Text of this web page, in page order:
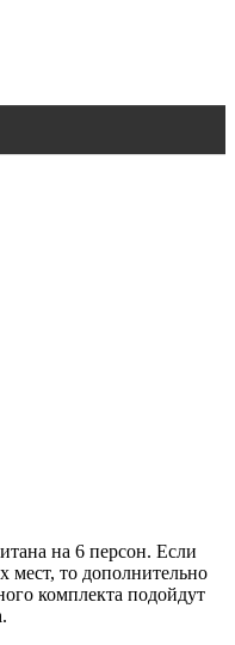
на 6 персон. Если
мест, то дополнительно
комплекта подойдут